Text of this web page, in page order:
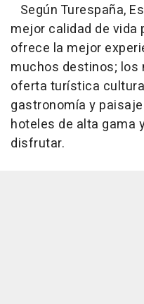
Según Turespaña,
mejor calidad de vida
ofrece la mejor
muchos destinos;
oferta turística
gastronomía y
hoteles de alta gama
disfrutar.